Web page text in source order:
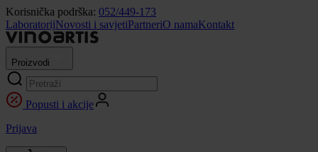
Korisnička podrška: 052/449-173
LaboratorijNovosti i savjetiPartneriO namaKontakt
Proizvodi
Popusti i akcije
Prijava